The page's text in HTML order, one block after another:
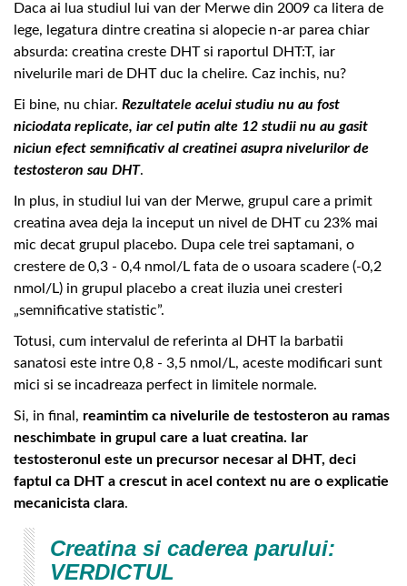
Daca ai lua studiul lui van der Merwe din 2009 ca litera de
lege, legatura dintre creatina si alopecie n-ar parea chiar
absurda: creatina creste DHT si raportul DHT:T, iar
nivelurile mari de DHT duc la chelire. Caz inchis, nu?
Ei bine, nu chiar. Rezultatele acelui studiu nu au fost
niciodata replicate, iar cel putin alte 12 studii nu au gasit
niciun efect semnificativ al creatinei asupra nivelurilor de
testosteron sau DHT.
In plus, in studiul lui van der Merwe, grupul care a primit
creatina avea deja la inceput un nivel de DHT cu 23% mai
mic decat grupul placebo. Dupa cele trei saptamani, o
crestere de 0,3 - 0,4 nmol/L fata de o usoara scadere (-0,2
nmol/L) in grupul placebo a creat iluzia unei cresteri
„semnificative statistic”.
Totusi, cum intervalul de referinta al DHT la barbatii
sanatosi este intre 0,8 - 3,5 nmol/L, aceste modificari sunt
mici si se incadreaza perfect in limitele normale.
Si, in final, reamintim ca nivelurile de testosteron au ramas
neschimbate in grupul care a luat creatina. Iar
testosteronul este un precursor necesar al DHT, deci
faptul ca DHT a crescut in acel context nu are o explicatie
mecanicista clara.
Creatina si caderea parului:
VERDICTUL